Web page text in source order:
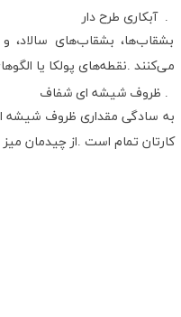
بشقاب‌ها، بشقاب‌های سالاد،
می‌کنند .نقطه‌های پولکا یا
به سادگی مقداری ظروف شیشه ای
کارتان تمام است .از چیدمان